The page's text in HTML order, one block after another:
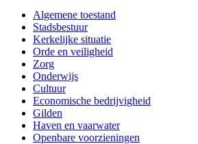
Algemene toestand
Stadsbestuur
Kerkelijke situatie
Orde en veiligheid
Zorg
Onderwijs
Cultuur
Economische bedrijvigheid
Gilden
Haven en vaarwater
Openbare voorzieningen